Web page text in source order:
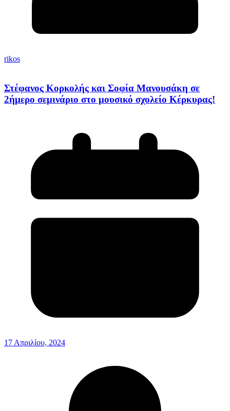
rikos
Στέφανος Κορκολής και Σοφία Μανουσάκη σε
2ήμερο σεμινάριο στο μουσικό σχολείο Κέρκυρας!
17 Απριλίου, 2024